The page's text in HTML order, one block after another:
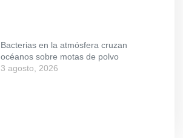
Bacterias en la atmósfera cruzan
océanos sobre motas de polvo
3 agosto, 2026